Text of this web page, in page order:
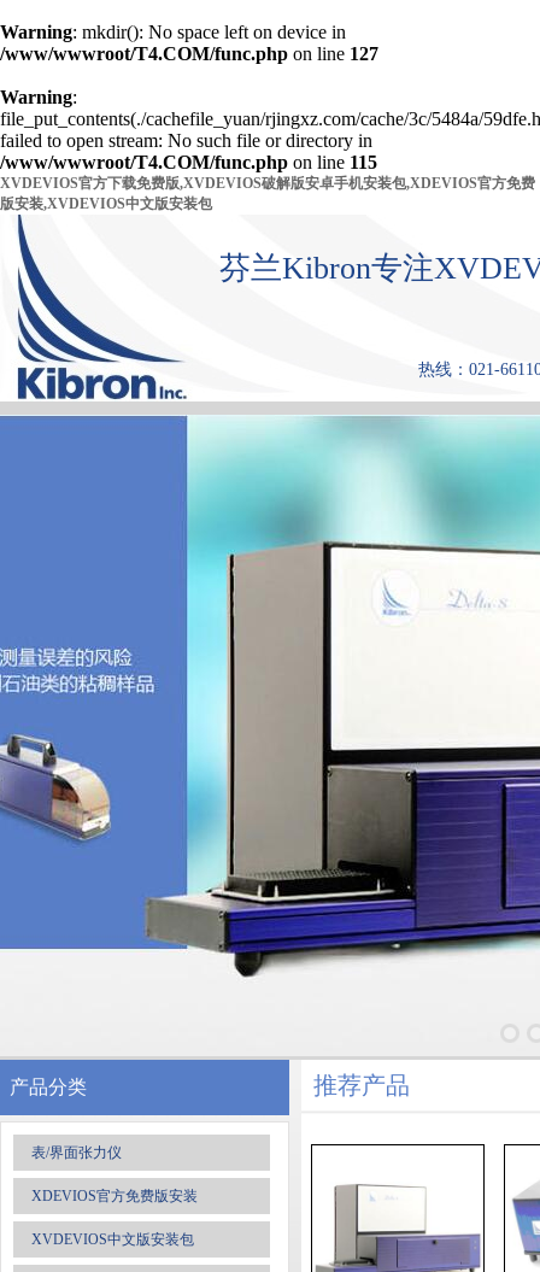
Warning: mkdir(): No space left on device in
/www/wwwroot/T4.COM/func.php on line 127
Warning:
file_put_contents(./cachefile_yuan/rjingxz.com/cache/3c/5484a/
failed to open stream: No such file or directory in
/www/wwwroot/T4.COM/func.php on line 115
XVDEVIOS官方下载免费版,XVDEVIOS破解版安卓手机安装包,XDEVIOS官方免费
版安装,XVDEVIOS中文版安装包
芬兰Kibron专注
热线：021-
首 页 产品中心 张力仪
产品分类
表/界面张力仪
XDEVIOS官方免费版安装
XVDEVIOS中文版安装包
推荐产品